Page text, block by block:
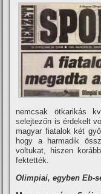
nemcsak ötkarikás
selejtezőn is érdekelt
magyar fiatalok két
hogy a harmadik
voltukat, hiszen
fektették.
Olimpiai, egyben Eb-